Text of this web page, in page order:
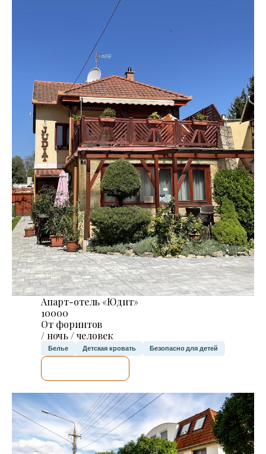
Апарт-отель «Юдит»
10000
От форинтов
/ ночь / человек
Белье Детская кровать Безопасно для детей